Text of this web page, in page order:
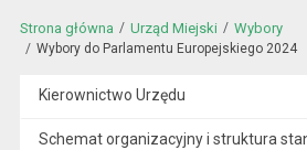
Strona główna Urząd Miejski Wybory
Wybory do Parlamentu Europejskiego 2024
Kierownictwo Urzędu
Schemat organizacyjny i struktura